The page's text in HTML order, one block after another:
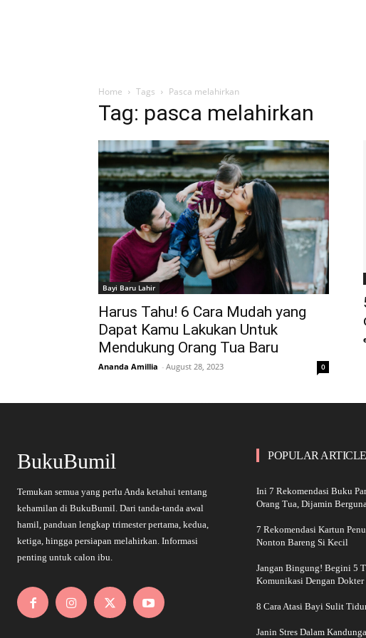
Home Tags Pasca melahirkan
Tag: pasca melahirkan
Bayi Baru Lahir
Harus Tahu! 6 Cara Mudah yang
Dapat Kamu Lakukan Untuk
Mendukung Orang Tua Baru
Ananda Amillia - August 28, 2023 0
BukuBumil
Temukan semua yang perlu Anda ketahui tentang
kehamilan di BukuBumil. Dari tanda-tanda awal
hamil, panduan lengkap trimester pertama, kedua,
ketiga, hingga persiapan melahirkan. Informasi
penting untuk calon ibu.
POPULAR
Ini 7 Rekomendasi Buku
Orang Tua, Dijamin
7 Rekomendasi Kartun
Nonton Bareng Si Kecil
Jangan Bingung! Begini 5
Komunikasi Dengan Dokter
8 Cara Atasi Bayi Sulit
Janin Stres Dalam